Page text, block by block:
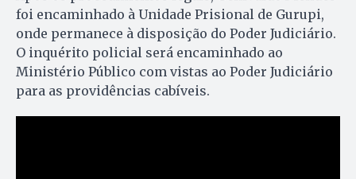
foi encaminhado à Unidade Prisional de Gurupi,
onde permanece à disposição do Poder Judiciário.
O inquérito policial será encaminhado ao
Ministério Público com vistas ao Poder Judiciário
para as providências cabíveis.